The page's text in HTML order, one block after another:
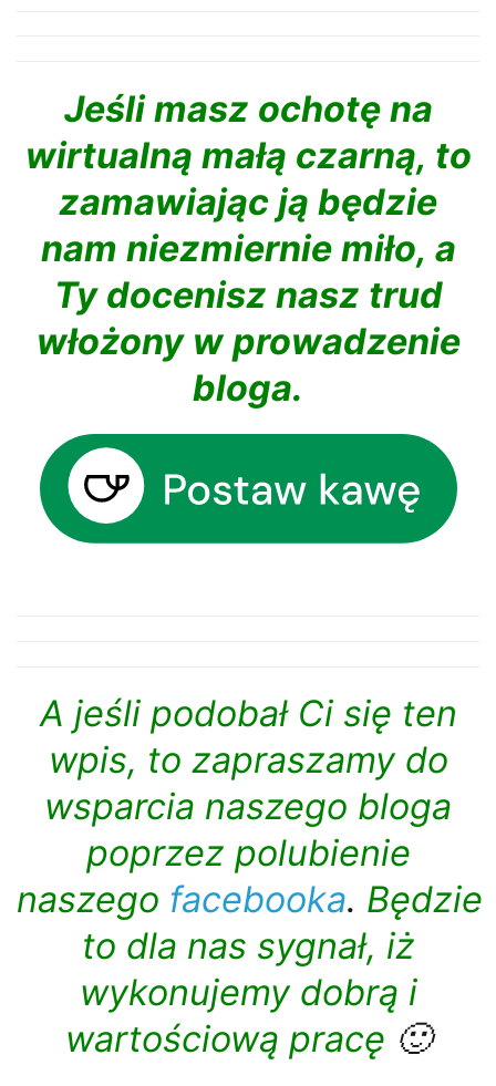
Jeśli masz ochotę na
wirtualną małą czarną, to
zamawiając ją będzie
nam niezmiernie miło, a
Ty docenisz nasz trud
włożony w prowadzenie
bloga.
A jeśli podobał Ci się ten
wpis, to zapraszamy do
wsparcia naszego bloga
poprzez polubienie
naszego facebooka. Będzie
to dla nas sygnał, iż
wykonujemy dobrą i
wartościową pracę 🙂